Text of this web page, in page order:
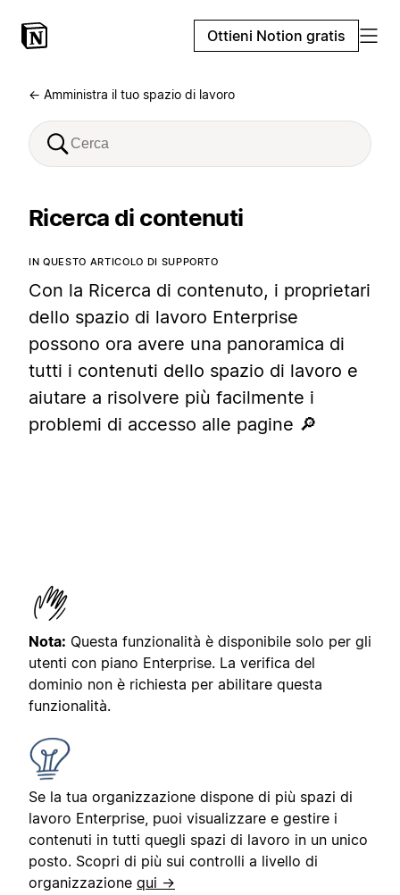
Ottieni Notion gratis
← Amministra il tuo spazio di lavoro
Ricerca di contenuti
IN QUESTO ARTICOLO DI SUPPORTO
Con la Ricerca di contenuto, i proprietari
dello spazio di lavoro Enterprise
possono ora avere una panoramica di
tutti i contenuti dello spazio di lavoro e
aiutare a risolvere più facilmente i
problemi di accesso alle pagine 🔎
Nota: Questa funzionalità è disponibile solo per gli
utenti con piano Enterprise. La verifica del
dominio non è richiesta per abilitare questa
funzionalità.
Se la tua organizzazione dispone di più spazi di
lavoro Enterprise, puoi visualizzare e gestire i
contenuti in tutti quegli spazi di lavoro in un unico
posto. Scopri di più sui controlli a livello di
organizzazione qui →